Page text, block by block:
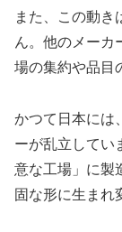
また、この動
ん。他のメーカ
場の集約や品目
かつて日本には
ーが乱立してい
意な工場」に製
固な形に生まれ